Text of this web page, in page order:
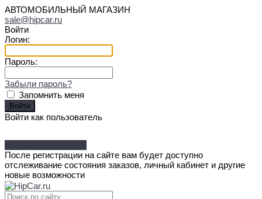
АВТОМОБИЛЬНЫЙ МАГАЗИН
sale@hipcar.ru
Войти
Логин:
Пароль:
Забыли пароль?
Запомнить меня
Войти как пользователь
После регистрации на сайте вам будет доступно
отслеживание состояния заказов, личный кабинет и другие
новые возможности